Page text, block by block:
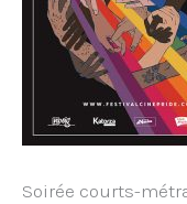
Soirée courts-